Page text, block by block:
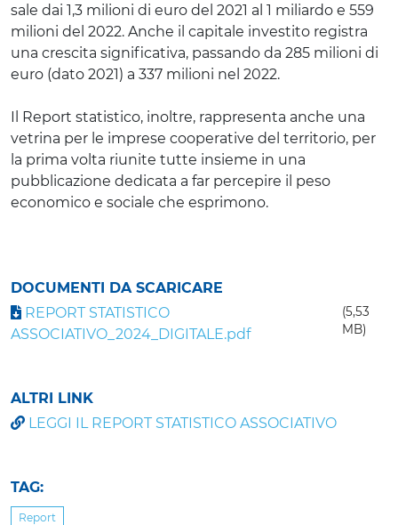
sale dai 1,3 milioni di euro del 2021 al 1 miliardo e 559
milioni del 2022. Anche il capitale investito registra
una crescita significativa, passando da 285 milioni di
euro (dato 2021) a 337 milioni nel 2022.
Il Report statistico, inoltre, rappresenta anche una
vetrina per le imprese cooperative del territorio, per
la prima volta riunite tutte insieme in una
pubblicazione dedicata a far percepire il peso
economico e sociale che esprimono.
DOCUMENTI DA SCARICARE
REPORT STATISTICO
ASSOCIATIVO_2024_DIGITALE.pdf
(5,53
MB)
ALTRI LINK
LEGGI IL REPORT STATISTICO ASSOCIATIVO
TAG:
Report